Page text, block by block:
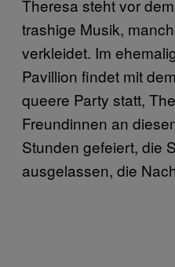
Theresa steht vor
trashige Musik,
verkleidet. Im
Pavillion findet mit dem
queere Party statt,
Freundinnen an
Stunden gefeiert, die
ausgelassen, die